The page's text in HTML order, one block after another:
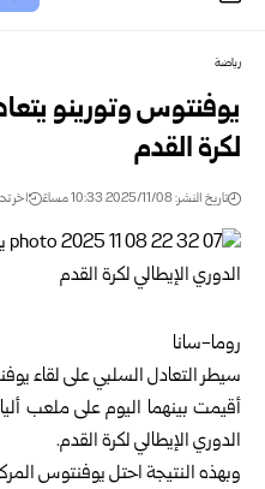
رياضة
يوفنتوس وتورينو
لكرة القدم
تاريخ النشر: 2025/11/08 10:33 مساءً اخر تحديث:
روما-سانا
سيطر التعادل السلبي على لقاء
الدوري الإيطالي لكرة القدم.
وبهذه النتيجة احتل يوفنتوس المركز